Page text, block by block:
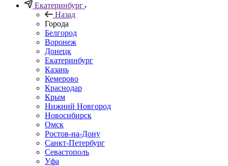
Екатеринбург
Назад
Города
Белгород
Воронеж
Донецк
Екатеринбург
Казань
Кемерово
Краснодар
Крым
Нижний Новгород
Новосибирск
Омск
Ростов-на-Дону
Санкт-Петербург
Севастополь
Уфа